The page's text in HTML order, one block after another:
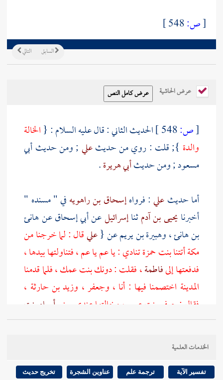
[ص:
التالي السابق
عرض الحاشية
[ص: الحديث الثاني : قال عليه السلام : {الخالة
والدة }; قلت : روي من حديثعلي; ومن حديثأبي
مسعود; ومن حديثأبي هريرة.
أما حديثعلي: فرواهإسحاق بن راهويهفي " مسنده "
أخبرنايحيى بن آدمثناإسرائيلعنأبي إسحاقعنهانئ
بن هانئ،وهبيرة بن يريمعن {عليقال : لما خرجنا من
مكةأتتنابنت حمزةتنادي : يا عم يا عم ، فتناولتها بيدها ،
فدفعتها إلىفاطمة، فقلت : دونك بنت عمك ، فلما قدمنا
المدينة اختصمنا فيها : أنا ، وجعفر، وزيد بن حارثة ،
فقال : جعفر بنت عمي ، وخالتها عندي يعنيأسماء بنت
عميسوقالزيد: بنت أخي ، وقلت : أنا أخذتها ، وهي
ابنة عمي ، فقال رسول الله صلى الله عليه وسلم : أما
جعفر
فمني وأنا منك ، وأما أنت يازيد، فأخونا ومولانا ،
الخدمات العلمية
تفسير الآية ترجمة علم عناوين الشجرة تخريج حديث